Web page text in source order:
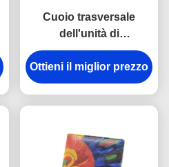
Cuoio trasversale
dell'unità di
elaborazione del
modello personale
supporto nero del
Ottieni il miglior prezzo